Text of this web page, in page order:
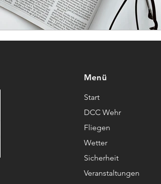
Menü
Start
DCC Wehr
Fliegen
Wetter
Sicherheit
Veranstaltungen